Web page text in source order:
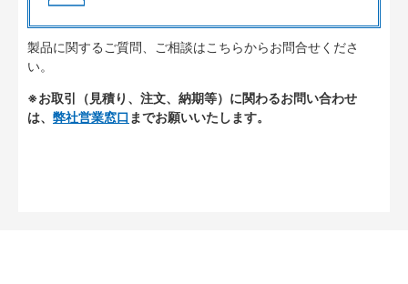
製品に関するご質問、ご相談はこちらからお問合せくださ
い。
※お取引（見積り、注文、納期等）に関わるお問い合わせ
は、 弊社営業窓口 までお願いいたします。